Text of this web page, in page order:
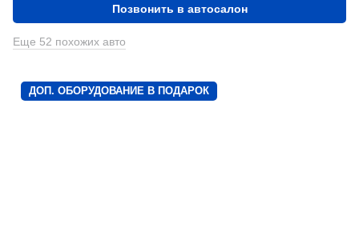
Позвонить в автосалон
Еще 52 похожих авто
ДОП. ОБОРУДОВАНИЕ В ПОДАРОК